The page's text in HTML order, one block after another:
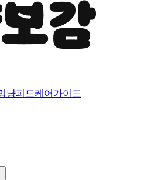
냥피드케어가이드